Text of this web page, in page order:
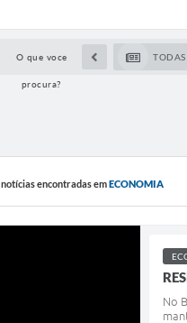
O que voce
procura?
TODAS
notícias encontradas emECONOMIA
No